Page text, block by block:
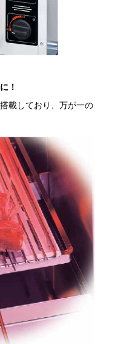
！
載しており、万が一の